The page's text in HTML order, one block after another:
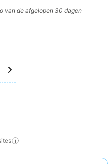
van de afgelopen 30 dagen